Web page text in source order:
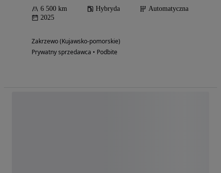
6 500 km Hybryda
Automatyczna
2025
Zakrzewo (Kujawsko-pomorskie)
Prywatny sprzedawca • Podbite